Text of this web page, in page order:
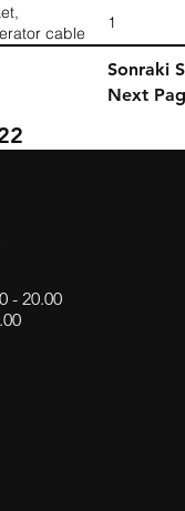
cable
1
Sonraki
Next
- 20.00